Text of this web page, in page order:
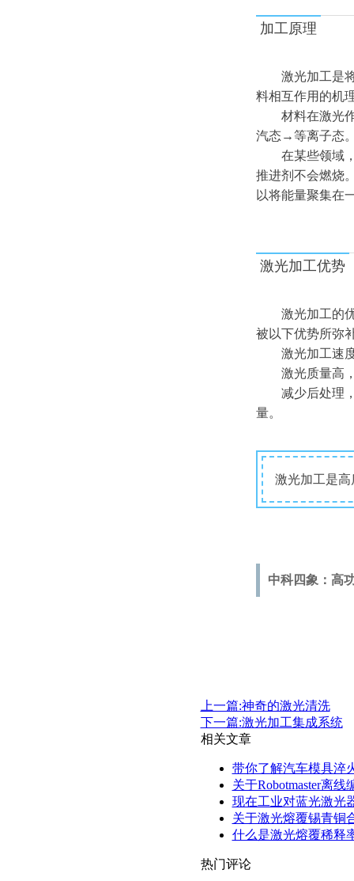
加工原理
激光加工是
料相互作用的机
材料在激光
汽态→等离子态
在某些领域
推进剂不会燃烧
以将能量聚集在
激光加工优势
激光加工的
被以下优势所弥
激光加工速
激光质量高
减少后处理
量。
激光加工是
中科四象：高
上一篇:神奇的激光清洗
下一篇:激光加工集成系统
相关文章
带你了解汽车模具淬
关于Robotmaster离
现在工业对蓝光激光
关于激光熔覆锡青铜
什么是激光熔覆稀释
热门评论